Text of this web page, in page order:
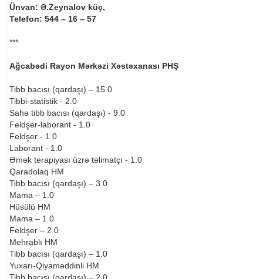
Ünvan: Ə.Zeynalov küç,
Telefon: 544 – 16 – 57
***
Ağcabədi Rayon Mərkəzi Xəstəxanası PHŞ
Tibb bacısı (qardaşı) – 15.0
Tibbi-statistik - 2.0
Sahə tibb bacısı (qardaşı) - 9.0
Feldşer-laborant - 1.0
Feldşer - 1.0
Laborant - 1.0
Əmək terapiyası üzrə təlimatçı - 1.0
Qaradolaq HM
Tibb bacısı (qardaşı) – 3.0
Mama – 1.0
Hüsülü HM
Mama – 1.0
Feldşer – 2.0
Mehrablı HM
Tibb bacısı (qardaşı) – 1.0
Yuxarı-Qiyaməddinli HM